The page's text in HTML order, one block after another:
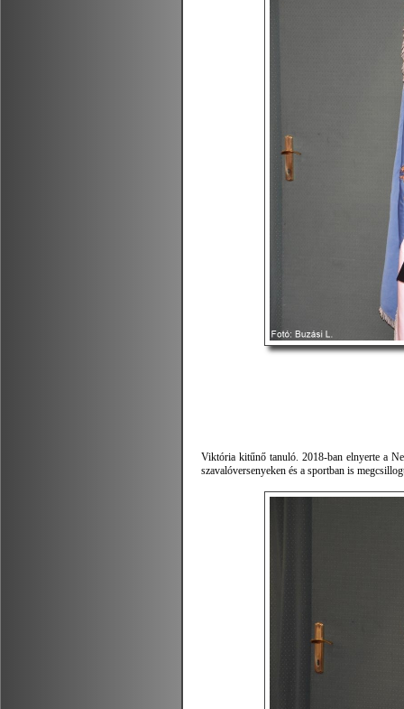
Viktória kitűnő tanuló. 2018-ban elnyerte a
szavalóversenyeken és a sportban is